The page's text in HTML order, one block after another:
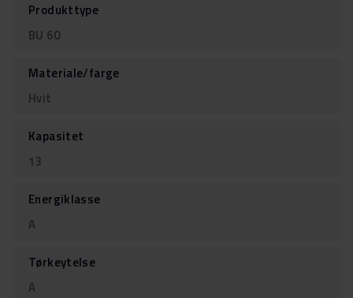
Produkttype
BU 60
Materiale/farge
Hvit
Kapasitet
13
Energiklasse
A
Tørkeytelse
A